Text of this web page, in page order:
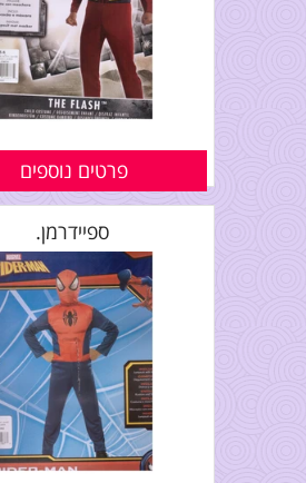
פרטים נוספים
ספיידרמן.